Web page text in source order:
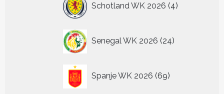
Schotland WK 2026 4
producten
Senegal WK 2026 24
producten
Spanje WK 2026 69
producten